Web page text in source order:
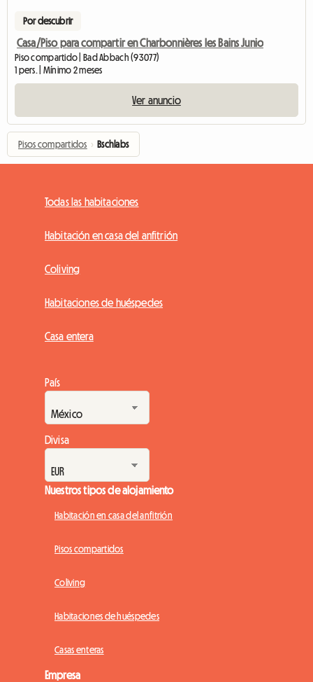
Por descubrir
Casa/Piso para compartir en Charbonnières les Bains Junio
Piso compartido | Bad Abbach (93077)
1 pers. | Mínimo 2 meses
Ver anuncio
Pisos compartidos › Bschlabs
Todas las habitaciones
Habitación en casa del anfitrión
Coliving
Habitaciones de huéspedes
Casa entera
País
Divisa
Nuestros tipos de alojamiento
Habitación en casa del anfitrión
Pisos compartidos
Coliving
Habitaciones de huéspedes
Casas enteras
Empresa